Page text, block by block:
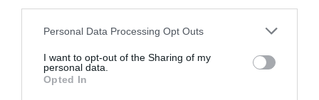
Personal Data Processing Opt Outs
I want to opt-out of the Sharing of my
personal data.
Opted In